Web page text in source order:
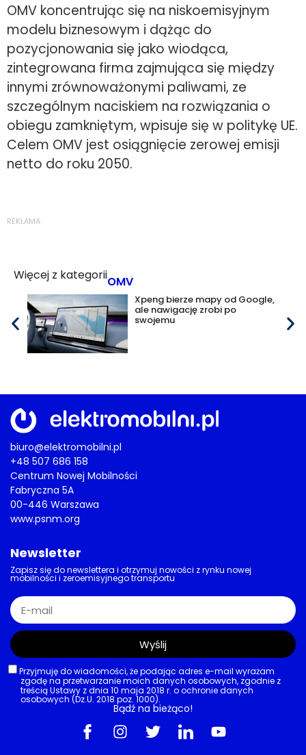
OMV koncentrując się na niskoemisyjnym
modelu biznesowym i dążąc do
pozycjonowania się jako wiodąca,
zintegrowana firma zajmująca się między
innymi zrównoważonymi paliwami, ze
szczególnym naciskiem na rozwiązania o
obiegu zamkniętym, wpisuje się w politykę UE.
Celem OMV jest osiągnięcie zerowej emisji
netto do roku 2050.
REKLAMA
Więcej z kategoriiOMV
Xpeng bierze mapy od Google,
ale nawigację zrobi po
swojemu
biuro@elektromobilni.pl
+48 507 686 158
Centrum Nowej Mobilności
Fabryczna 5A
00-446 Warszawa
www.psnm.org
Newsletter
Zapisz się do newslettera i otrzymuj nowości z rynku nowej
mobilności i zeroemisyjnego transportu
Przyjmuję do wiadomości, że podając adres e-mail wyrażam
zgodę na przetwarzanie moich danych osobowych, zgodnie z
treścią Ustawy z dnia 10 maja 2018 r. o ochronie danych
osobowych (Dz.U. 2018 poz. 1000).
Wyślij
Bądź na bieżąco!